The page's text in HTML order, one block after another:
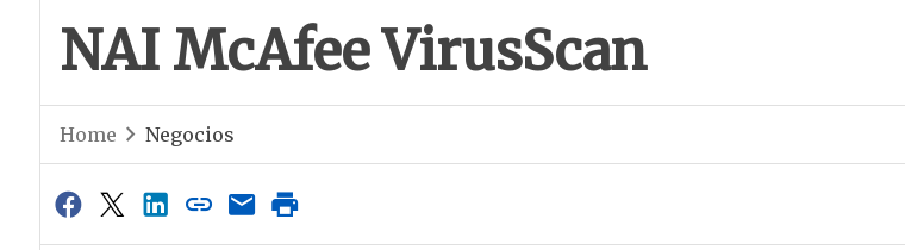
NAI McAfee VirusScan
Home Negocios